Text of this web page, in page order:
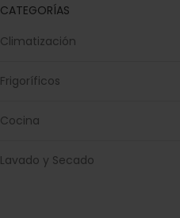
CATEGORÍAS
Climatización
Frigoríficos
Cocina
Lavado y Secado